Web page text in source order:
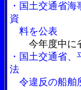
・国土交通省
資
料を公表
今年度中に
・国土交通省
法
令違反の船舶